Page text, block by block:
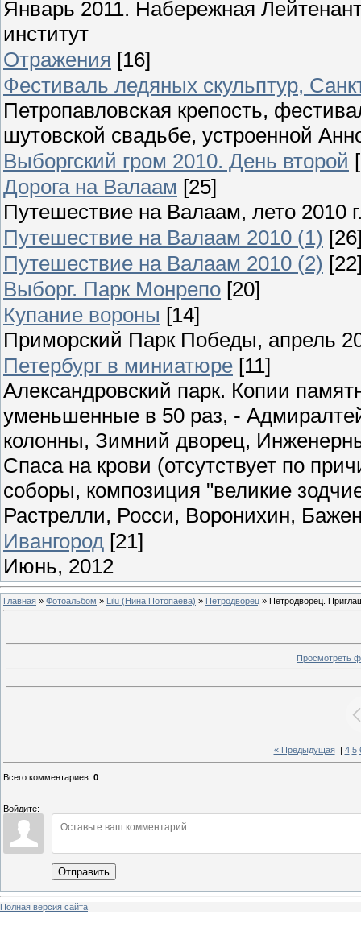
Январь 2011. Набережная
институт
Отражения [16]
Фестиваль ледяных скульптур,
Петропавловская крепость,
шутовской свадьбе, устроенной
Выборгский гром 2010. День второй
Дорога на Валаам [25]
Путешествие на Валаам, лето 2010
Путешествие на Валаам 2010 (1)
Путешествие на Валаам 2010 (2)
Выборг. Парк Монрепо [20]
Купание вороны [14]
Приморский Парк Победы, апрель
Петербург в миниатюре [11]
Александровский парк. Копии
уменьшенные в 50 раз, -
колонны, Зимний дворец,
Спаса на крови (отсутствует по
соборы, композиция "великие
Растрелли, Росси, Воронихин,
Ивангород [21]
Июнь, 2012
Главная » Фотоальбом » Lilu (Нина Потопаева) » Петродворец » Петродворец.
Просмотреть
« Предыдущая| 4 5
Всего комментариев: 0
Войдите:
Отправить
Полная версия сайта